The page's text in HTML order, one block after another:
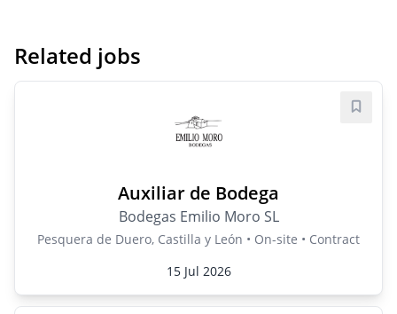
Related jobs
Auxiliar de Bodega
Bodegas Emilio Moro SL
Pesquera de Duero, Castilla y León • On-site • Contract
15 Jul 2026
Save